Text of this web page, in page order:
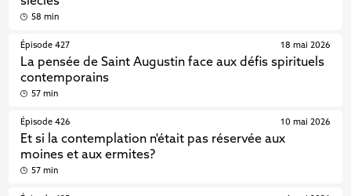
58 min
Épisode 427
La pensée de Saint Augustin face aux défis spirituels
contemporains
18 mai 2026
57 min
Épisode 426
Et si la contemplation n'était pas réservée aux
moines et aux ermites?
10 mai 2026
57 min